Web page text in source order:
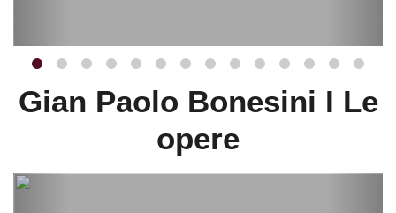
Gian Paolo Bonesini I Le
opere